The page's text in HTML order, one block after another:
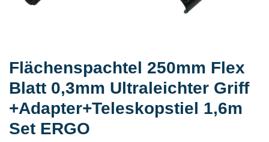
Flächenspachtel 250mm Flex
Blatt 0,3mm Ultraleichter Griff
+Adapter+Teleskopstiel 1,6m
Set ERGO